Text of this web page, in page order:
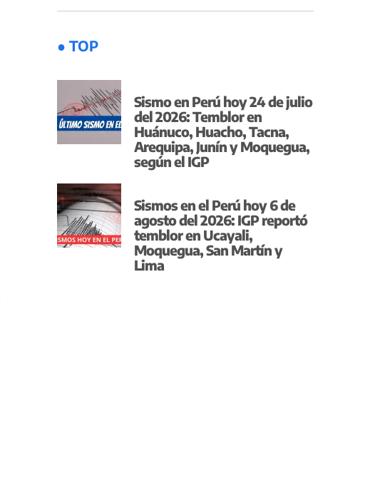
● TOP
Sismo en Perú hoy 24 de julio
del 2026: Temblor en
Huánuco, Huacho, Tacna,
Arequipa, Junín y Moquegua,
según el IGP
Sismos en el Perú hoy 6 de
agosto del 2026: IGP reportó
temblor en Ucayali,
Moquegua, San Martín y
Lima